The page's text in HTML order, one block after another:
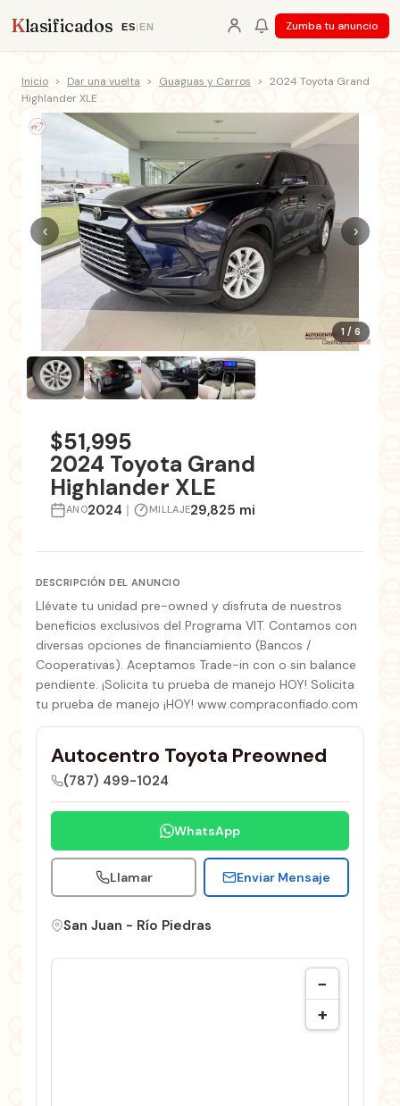
Klasificados ES| EN Zumba tu anuncio
Inicio > Dar una vuelta > Guaguas y Carros > 2024 Toyota Grand
Highlander XLE
1 / 6
‹ ›
$51,995
2024 Toyota Grand
Highlander XLE
ANO2024 | MILLAJE29,825 mi
DESCRIPCIÓN DEL ANUNCIO
Llévate tu unidad pre-owned y disfruta de nuestros
beneficios exclusivos del Programa VIT. Contamos con
diversas opciones de financiamiento (Bancos /
Cooperativas). Aceptamos Trade-in con o sin balance
pendiente. ¡Solicita tu prueba de manejo HOY! Solicita
tu prueba de manejo ¡HOY! www.compraconfiado.com
Autocentro Toyota Preowned
(787) 499-1024
WhatsApp
Llamar Enviar Mensaje
San Juan - Río Piedras
−
+